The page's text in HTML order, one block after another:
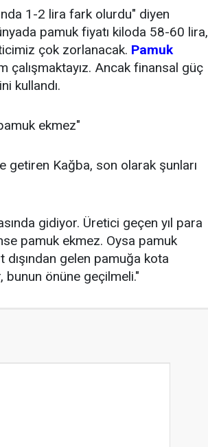
1-2 lira fark olurdu" diyen
pamuk fiyatı kiloda 58-60 lira,
çok zorlanacak. Pamuk
çalışmaktayız. Ancak finansal güç
kullandı.
ekmez"
getiren Kağba, son olarak şunları
gidiyor. Üretici geçen yıl para
pamuk ekmez. Oysa pamuk
gelen pamuğa kota
önüne geçilmeli."